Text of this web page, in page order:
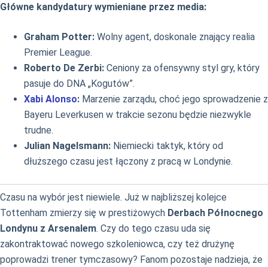
Główne kandydatury wymieniane przez media:
Graham Potter: Wolny agent, doskonale znający realia
Premier League.
Roberto De Zerbi: Ceniony za ofensywny styl gry, który
pasuje do DNA „Kogutów”.
Xabi Alonso: Marzenie zarządu, choć jego sprowadzenie z
Bayeru Leverkusen w trakcie sezonu będzie niezwykle
trudne.
Julian Nagelsmann: Niemiecki taktyk, który od
dłuższego czasu jest łączony z pracą w Londynie.
Czasu na wybór jest niewiele. Już w najbliższej kolejce
Tottenham zmierzy się w prestiżowych Derbach Północnego
Londynu z Arsenalem. Czy do tego czasu uda się
zakontraktować nowego szkoleniowca, czy też drużynę
poprowadzi trener tymczasowy? Fanom pozostaje nadzieja, że